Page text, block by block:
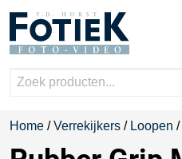
Home /Verrekijkers / Loopen /